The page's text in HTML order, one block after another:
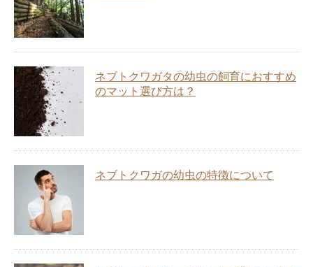
ネブトクワガタの幼虫の飼育におすすめ
のマット選び方は？
ネブトクワガの幼虫の特徴について